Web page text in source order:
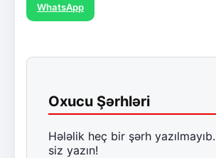
WhatsApp
Oxucu Şərhləri
Hələlik heç bir şərh
siz yazın!